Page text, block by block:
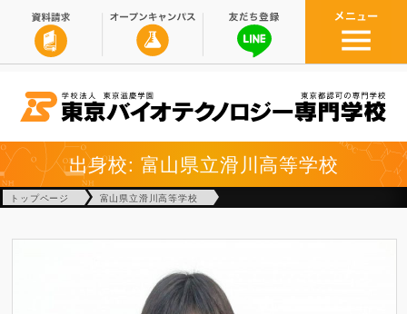
出身校: 富山県立滑川高等学校
トップページ 富山県立滑川高等学校